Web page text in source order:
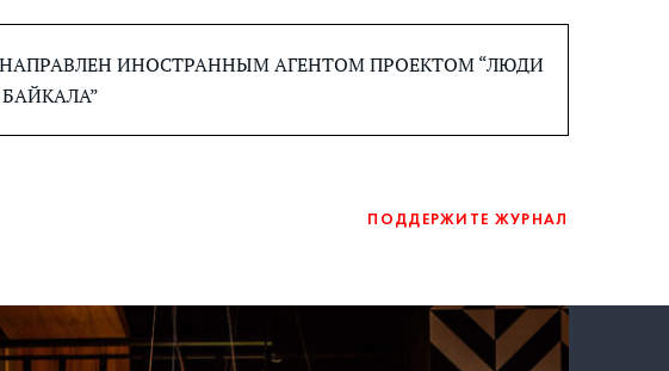
ИНОСТРАННЫМ АГЕНТОМ ПРОЕКТОМ “ЛЮДИ
ПОДДЕРЖИТЕ ЖУРНАЛ